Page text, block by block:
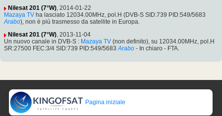
Nilesat 201 (7°W), 2014-01-22
Mazaya TV ha lasciato 12034.00MHz, pol.H (DVB-S SID:739 PID:549/5683
Arabo), non è più trasmesso da satellite in Europa.
Nilesat 201 (7°W), 2013-11-04
Un nuovo canale in DVB-S : Mazaya TV (non definito), su 12034.00MHz, pol.H
SR:27500 FEC:3/4 SID:739 PID:549/5683 Arabo - In chiaro - FTA.
Pagina iniziale